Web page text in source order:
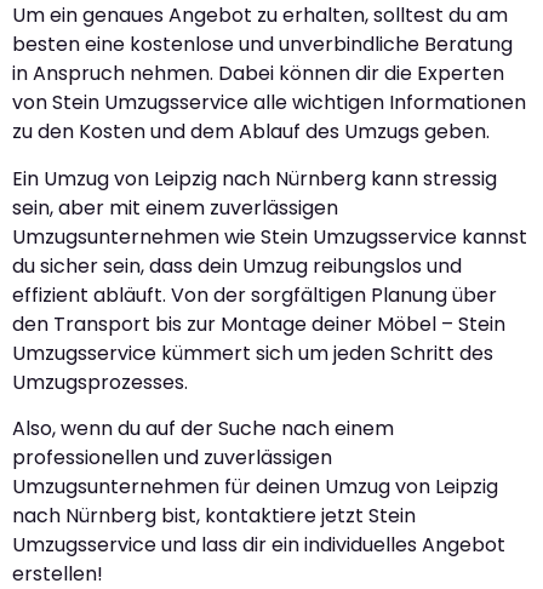
Um ein genaues Angebot zu erhalten, solltest du am
besten eine kostenlose und unverbindliche Beratung
in Anspruch nehmen. Dabei können dir die Experten
von Stein Umzugsservice alle wichtigen Informationen
zu den Kosten und dem Ablauf des Umzugs geben.
Ein Umzug von Leipzig nach Nürnberg kann stressig
sein, aber mit einem zuverlässigen
Umzugsunternehmen wie Stein Umzugsservice kannst
du sicher sein, dass dein Umzug reibungslos und
effizient abläuft. Von der sorgfältigen Planung über
den Transport bis zur Montage deiner Möbel – Stein
Umzugsservice kümmert sich um jeden Schritt des
Umzugsprozesses.
Also, wenn du auf der Suche nach einem
professionellen und zuverlässigen
Umzugsunternehmen für deinen Umzug von Leipzig
nach Nürnberg bist, kontaktiere jetzt Stein
Umzugsservice und lass dir ein individuelles Angebot
erstellen!